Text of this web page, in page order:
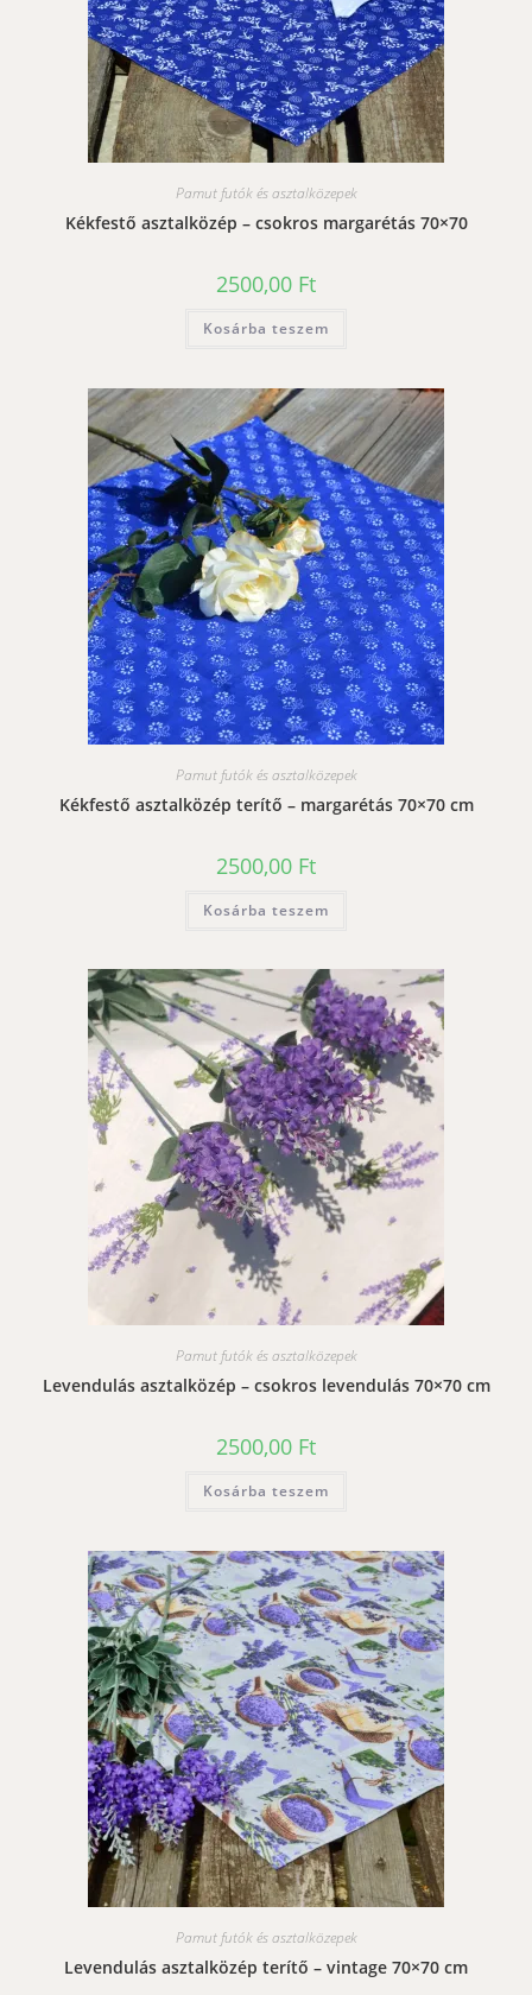
Pamut futók és asztalközepek
Kékfestő asztalközép – csokros margarétás 70×70
2500,00 Ft
Kosárba teszem
Pamut futók és asztalközepek
Kékfestő asztalközép terítő – margarétás 70×70 cm
2500,00 Ft
Kosárba teszem
Pamut futók és asztalközepek
Levendulás asztalközép – csokros levendulás 70×70 cm
2500,00 Ft
Kosárba teszem
Pamut futók és asztalközepek
Levendulás asztalközép terítő – vintage 70×70 cm